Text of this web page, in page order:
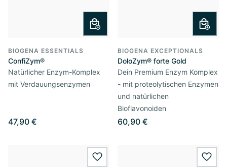
BIOGENA ESSENTIALS
ConfiZym®
Natürlicher Enzym-Komplex
mit Verdauungsenzymen
47,90 €
BIOGENA EXCEPTIONALS
DoloZym® forte Gold
Dein Premium Enzym Komplex
- mit proteolytischen Enzymen
und natürlichen
Bioflavonoiden
60,90 €
wishlist.add